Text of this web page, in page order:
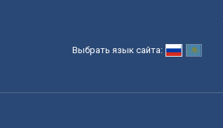
Выбрать язык сайта: